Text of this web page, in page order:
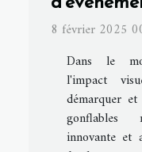
8 février 2025
Dans le
l'impact
démarquer
gonflables
innovante et